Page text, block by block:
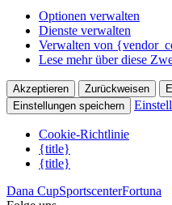
Optionen verwalten
Dienste verwalten
Verwalten von
Lese mehr über diese
Akzeptieren Zurückweisen
Einstellungen speichern
Cookie-Richtlinie
{title}
{title}
Dana CupSportscenterFortuna